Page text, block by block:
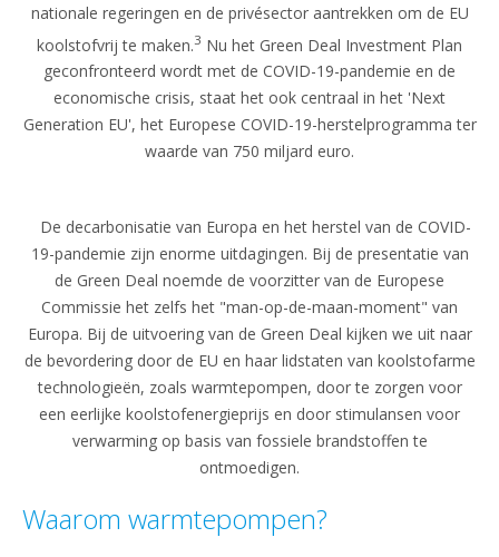
nationale regeringen en de privésector aantrekken om de EU
koolstofvrij te maken.3 Nu het Green Deal Investment Plan
geconfronteerd wordt met de COVID-19-pandemie en de
economische crisis, staat het ook centraal in het 'Next
Generation EU', het Europese COVID-19-herstelprogramma ter
waarde van 750 miljard euro.
De decarbonisatie van Europa en het herstel van de COVID-
19-pandemie zijn enorme uitdagingen. Bij de presentatie van
de Green Deal noemde de voorzitter van de Europese
Commissie het zelfs het "man-op-de-maan-moment" van
Europa. Bij de uitvoering van de Green Deal kijken we uit naar
de bevordering door de EU en haar lidstaten van koolstofarme
technologieën, zoals warmtepompen, door te zorgen voor
een eerlijke koolstofenergieprijs en door stimulansen voor
verwarming op basis van fossiele brandstoffen te
ontmoedigen.
Waarom warmtepompen?